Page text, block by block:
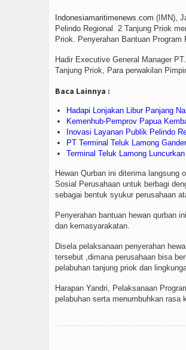
Indonesiamaritimenews.com (IMN),
Pelindo Regional 2 Tanjung Priok
Priok. Penyerahan Bantuan
Hadir Executive General Manager
Tanjung Priok, Para perwakilan
Baca Lainnya :
Hadapi Lonjakan Libur Panjang
Kemenhub-Pemprov Papua
Inovasi Layanan Publik Pelindo
PT Terminal Teluk Lamong
Terminal Teluk Lamong
Hewan Qurban ini diterima langsung
Sosial Perusahaan untuk berbagi
sebagai bentuk syukur perusahaan
Penyerahan bantuan hewan qurban
dan kemasyarakatan.
Disela pelaksanaan penyerahan
tersebut ,dimana perusahaan bisa
pelabuhan tanjung priok dan
Harapan Yandri, Pelaksanaan
pelabuhan serta menumbuhkan rasa